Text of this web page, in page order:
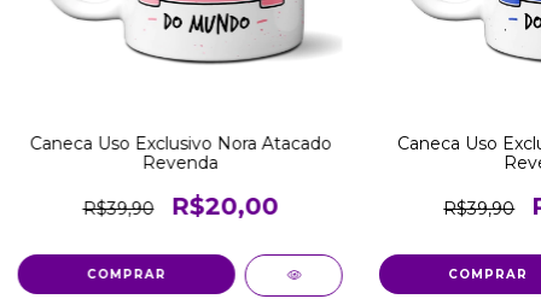
Caneca Uso Exclusivo Nora Atacado
Revenda
R$39,90 R$20,00
COMPRAR
Caneca Uso
R$39,90
COMPRAR